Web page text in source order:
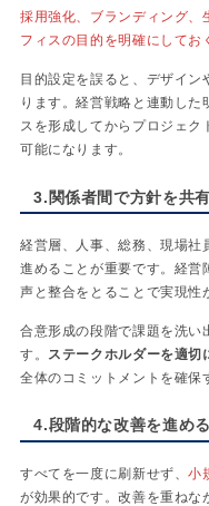
採用強化、ブランディング、
フィスの目的を明確にしてお
目的設定を誤ると、デザイ
ります。経営戦略と連動し
スを形成してからプロジェ
可能になります。
3.関係者間で方針を共
経営層、人事、総務、現場社
進めることが重要です。経営
声と整合をとることで実現性
合意形成の段階で課題を洗い
す。 ステークホルダーを適切
全体のコミットメントを確保
4.段階的な改善を進める
すべてを一度に刷新せず、小
が効果的です。改善を重ねな